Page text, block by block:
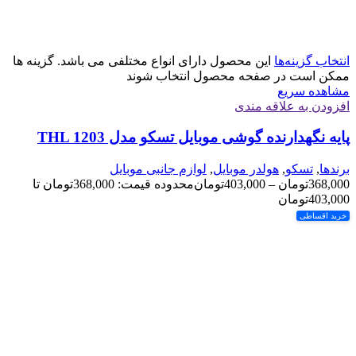
انتخاب گزینه‌ها این محصول دارای انواع مختلفی می باشد. گزینه ها
ممکن است در صفحه محصول انتخاب شوند
مشاهده سریع
افزودن به علاقه مندی
پایه نگهدارنده گوشی موبایل تسکو مدل THL 1203
برندها, تسکو, هولدر موبایل, لوازم جانبی موبایل
368,000تومان –
403,000تومان
محدوده قیمت: 368,000تومان تا
403,000تومان
خرید اقساطی